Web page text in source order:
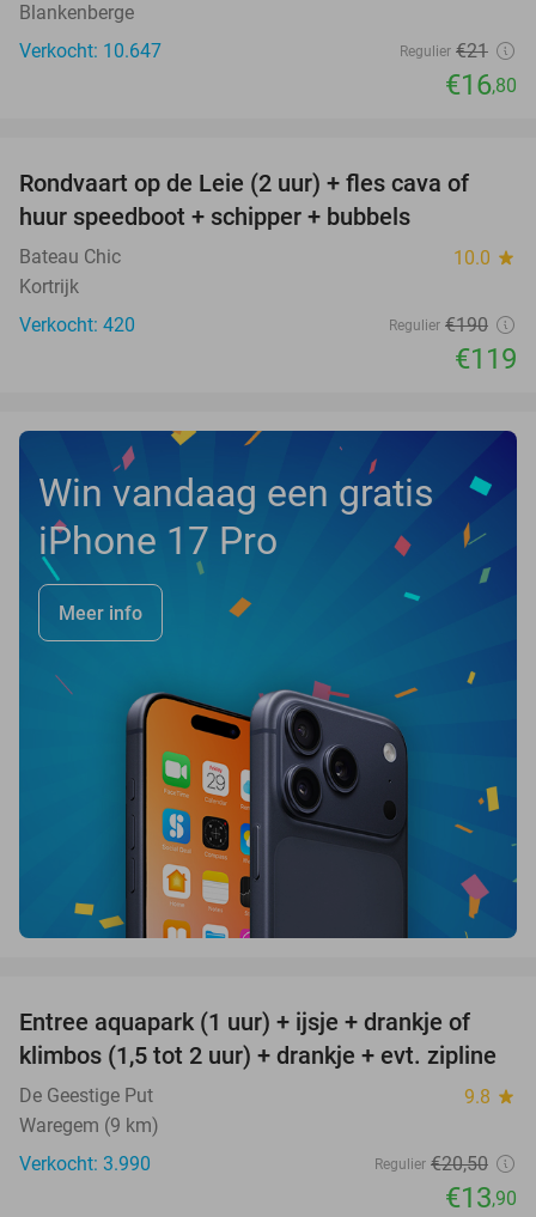
Blankenberge
Verkocht: 10.647
Regulier €21
€16,80
37%
Rondvaart op de Leie (2 uur) + fles cava of
huur speedboot + schipper + bubbels
Bateau Chic 10.0 star
Kortrijk
Verkocht: 420
Regulier €190
€119
Win vandaag een gratis
iPhone 17 Pro
Meer info
32%
Entree aquapark (1 uur) + ijsje + drankje of
klimbos (1,5 tot 2 uur) + drankje + evt. zipline
De Geestige Put 9.8 star
Waregem (9 km)
Verkocht: 3.990
Regulier €20,50
€13,90